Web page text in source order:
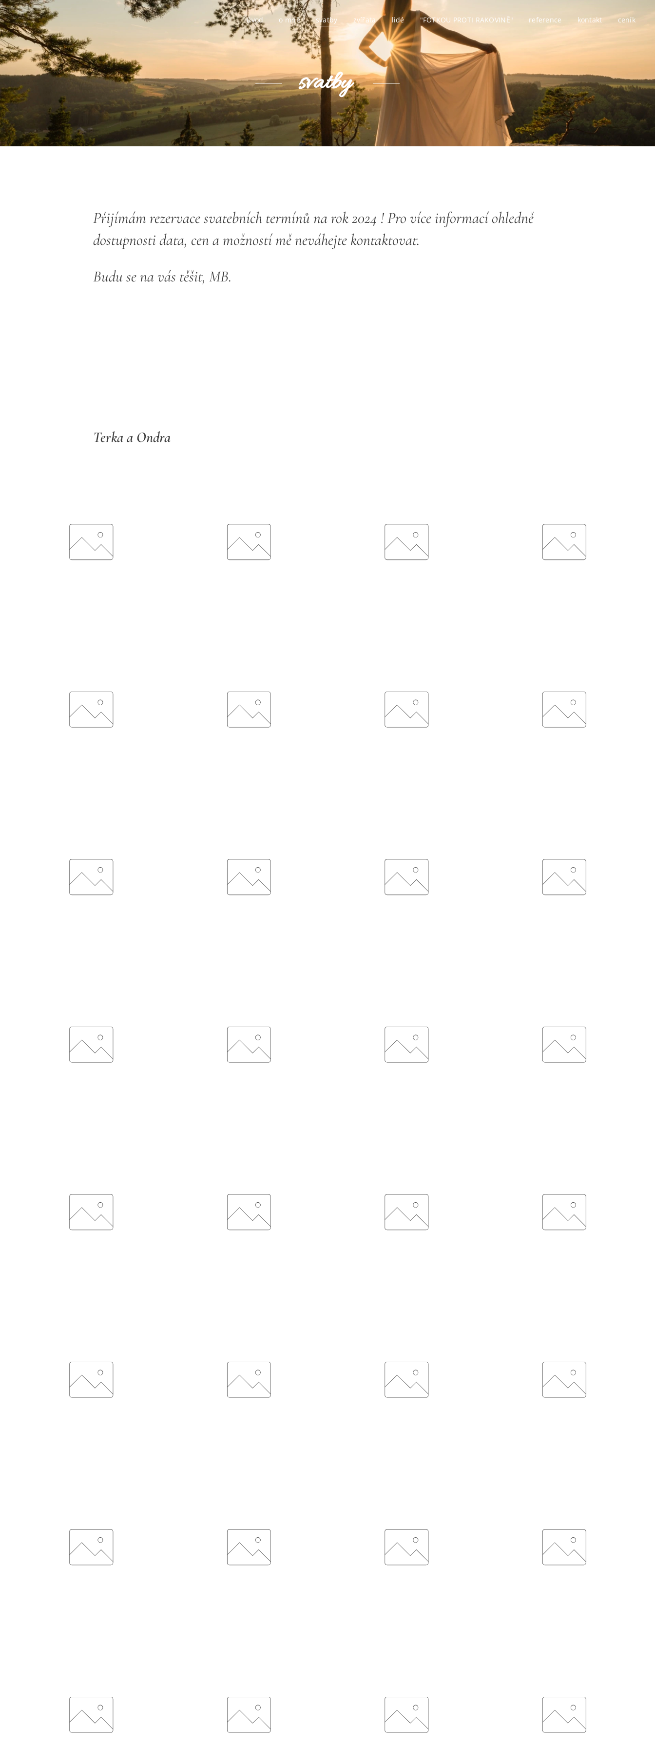
úvod o mně svatby zvířata lidé "FOTKOU PROTI RAKOVINĚ" reference kontakt ceník
svatby
Přijímám rezervace svatebních termínů na rok 2024 ! Pro více informací ohledně
dostupnosti data, cen a možností mě neváhejte kontaktovat.
Budu se na vás těšit, MB.
Terka a Ondra